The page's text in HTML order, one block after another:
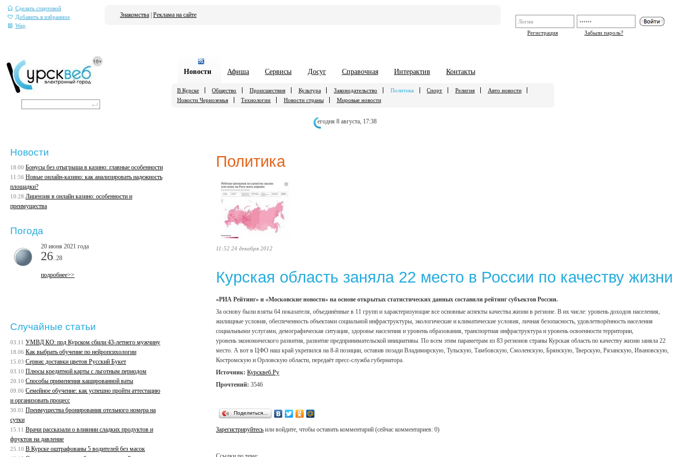
Сделать стартовой
Добавить в избранное
Wap
Регистрация
Забыли пароль?
Знакомства Реклама на сайте
Новости Афиша Сервисы Досуг Справочная Интерактив Контакты
В Курске Общество Происшествия Культура Законодательство Политика Спорт Религия
Авто новости
Новости Черноземья
Технологии Новости страны Мировые новости
егодня 8 августа, 17:38
Политика
11:52 24 декабря 2012
Курская область заняла 22 место в России по качеству жизни
«РИА Рейтинг» и «Московские новости» на основе открытых статистических данных составили рейтинг субъектов России.
За основу были взяты 64 показателя, объединённые в 11 групп и характеризующие все основные аспекты качества жизни в регионе. В их числе: уровень доходов населения,
жилищные условия, обеспеченность объектами социальной инфраструктуры, экологические и климатические условия, личная безопасность, удовлетворённость населения
социальными услугами, демографическая ситуация, здоровье населения и уровень образования, транспортная инфраструктура и уровень освоенности территории,
уровень экономического развития, развитие предпринимательской инициативы. По всем этим параметрам из 83 регионов страны Курская область по качеству жизни заняла 22
место. А вот в ЦФО наш край укрепился на 8-й позиции, оставив позади Владимирскую, Тульскую, Тамбовскую, Смоленскую, Брянскую, Тверскую, Рязанскую, Ивановскую,
Костромскую и Орловскую области, передаёт пресс-служба губернатора.
Источник: Курсквеб.Ру
Прочтений: 3546
Поделиться…
Зарегистрируйтесь или войдите, чтобы оставить комментарий (сейчас комментариев: 0)
Новости
18:00 Бонусы без отыгрыша в казино: главные особенности
11:56 Новые онлайн-казино: как анализировать надежность
площадки?
10:28 Лицензия в онлайн казино: особенности и
преимущества
Погода
20 июня 2021 года
26 ..28
подробнее>>
Случайные статьи
03.11 УМВД КО: под Курском сбили 43-летнего мужчину
18.06 Как выбрать обучение по нейропсихологии
15.03 Сервис доставки цветов Русский Букет
03.10 Плюсы кредитной карты с льготным периодом
20.10 Способы применения кашированной ваты
09.06 Семейное обучение: как успешно пройти аттестацию
и организовать процесс
30.01 Преимущества бронирования отельного номера на
сутки
15.11 Врачи рассказали о влиянии сладких продуктов и
фруктов на давление
25.10 В Курске оштрафованы 5 водителей без масок